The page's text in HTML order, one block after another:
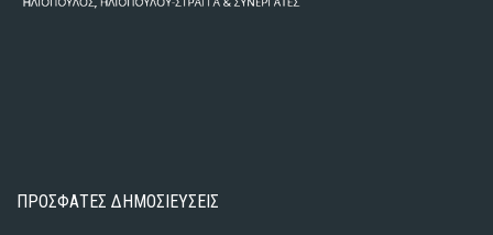
ΠΡΟΣΦΑΤΕΣ ΔΗΜΟΣΙΕΥΣΕΙΣ